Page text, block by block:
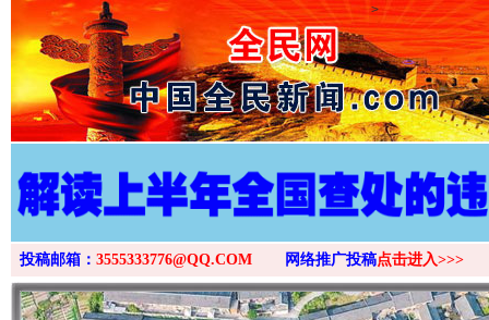
>
投稿邮箱： 3555333776@QQ.COM 网络推广投稿点击进入>>>